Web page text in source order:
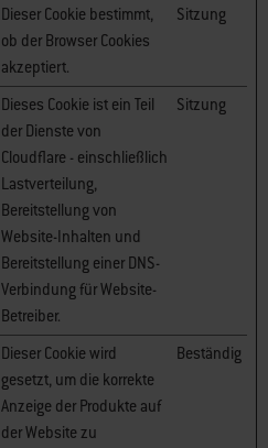
Dieser Cookie bestimmt,
ob der Browser Cookies
akzeptiert.
Sitzung
Dieses Cookie ist ein Teil
der Dienste von
Cloudflare - einschließlich
Lastverteilung,
Bereitstellung von
Website-Inhalten und
Bereitstellung einer DNS-
Verbindung für Website-
Betreiber.
Sitzung
Dieser Cookie wird
gesetzt, um die korrekte
Anzeige der Produkte auf
der Website zu
Beständig